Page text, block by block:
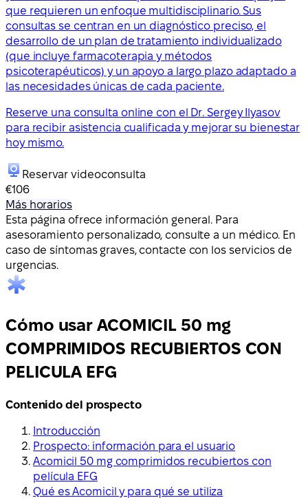
que requieren un enfoque multidisciplinario. Sus
consultas se centran en un diagnóstico preciso, el
desarrollo de un plan de tratamiento individualizado
(que incluye farmacoterapia y métodos
psicoterapéuticos) y un apoyo a largo plazo adaptado a
las necesidades únicas de cada paciente.
Reserve una consulta online con el Dr. Sergey Ilyasov
para recibir asistencia cualificada y mejorar su bienestar
hoy mismo.
Reservar videoconsulta
€106
Más horarios
Esta página ofrece información general. Para
asesoramiento personalizado, consulte a un médico. En
caso de síntomas graves, contacte con los servicios de
urgencias.
Cómo usar ACOMICIL 50 mg
COMPRIMIDOS RECUBIERTOS CON
PELICULA EFG
Contenido del prospecto
Introducción
Prospecto: información para el usuario
Acomicil 50 mg comprimidos recubiertos con
película EFG
Qué es Acomicil y para qué se utiliza